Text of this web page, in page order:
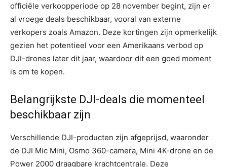
officiële verkoopperiode op 28 november begint, zijn er
al vroege deals beschikbaar, vooral van externe
verkopers zoals Amazon. Deze kortingen zijn opmerkelijk
gezien het potentieel voor een Amerikaans verbod op
DJI-drones later dit jaar, waardoor dit een goed moment
is om te kopen.
Belangrijkste DJI-deals die momenteel
beschikbaar zijn
Verschillende DJI-producten zijn afgeprijsd, waaronder
de DJI Mic Mini, Osmo 360-camera, Mini 4K-drone en de
Power 2000 draagbare krachtcentrale. Deze